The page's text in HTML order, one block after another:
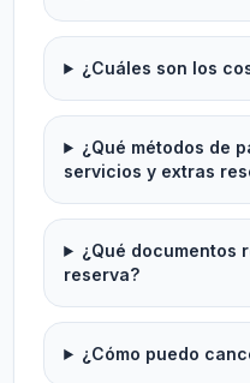
¿Cuáles son los
¿Qué métodos de
servicios y extras
¿Qué documentos
reserva?
¿Cómo puedo